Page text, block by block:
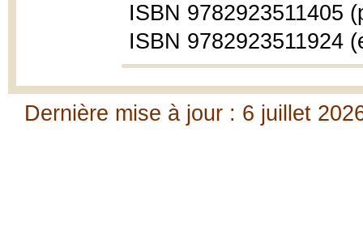
ISBN 9782923511405
ISBN 9782923511924
Dernière mise à jour : 6 juillet